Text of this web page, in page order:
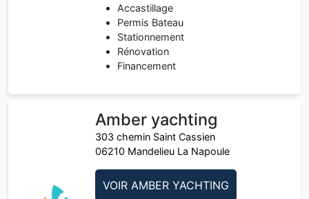
Accastillage
Permis Bateau
Stationnement
Rénovation
Financement
Amber yachting
303 chemin Saint Cassien
06210 Mandelieu La Napoule
VOIR AMBER YACHTING